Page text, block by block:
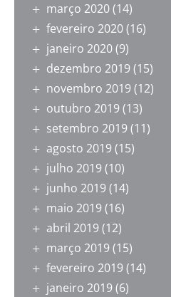
março 2020(14)
fevereiro 2020(16)
janeiro 2020(9)
dezembro 2019(15)
novembro 2019(12)
outubro 2019(13)
setembro 2019(11)
agosto 2019(15)
julho 2019(10)
junho 2019(14)
maio 2019(16)
abril 2019(12)
março 2019(15)
fevereiro 2019(14)
janeiro 2019(6)